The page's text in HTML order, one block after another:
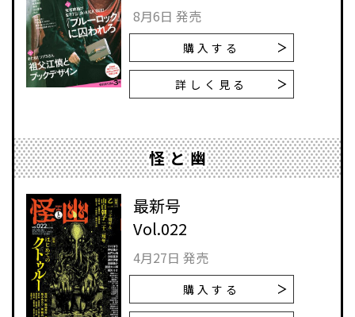
8月6日 発売
購入する
詳しく見る
怪と幽
最新号
Vol.022
4月27日 発売
購入する